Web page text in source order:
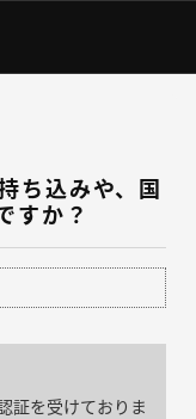
ち込みや、国
すか？
証を受けておりま